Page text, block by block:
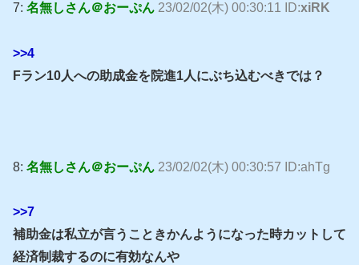
7: 名無しさん＠おーぷん 23/02/02(木) 00:30:11 ID:xiRK
>>4
Fラン10人への助成金を院進1人にぶち込むべきでは？
8: 名無しさん＠おーぷん 23/02/02(木) 00:30:57 ID:ahTg
>>7
補助金は私立が言うこときかんようになった時カットして
経済制裁するのに有効なんや